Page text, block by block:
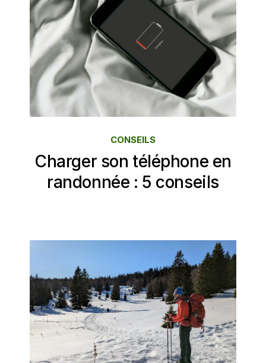
Charger son téléphone en
randonnée : 5 conseils
CONSEILS